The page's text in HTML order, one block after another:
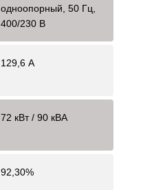
одноопорный, 50 Гц,
400/230 В
129,6 А
72 кВт / 90 кВА
92,30%